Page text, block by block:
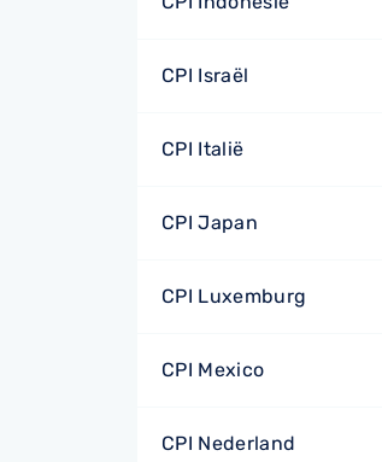
CPI Israël
CPI Italië
CPI Japan
CPI Luxemburg
CPI Mexico
CPI Nederland